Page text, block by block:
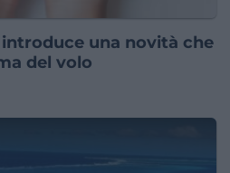
una novità che
del volo